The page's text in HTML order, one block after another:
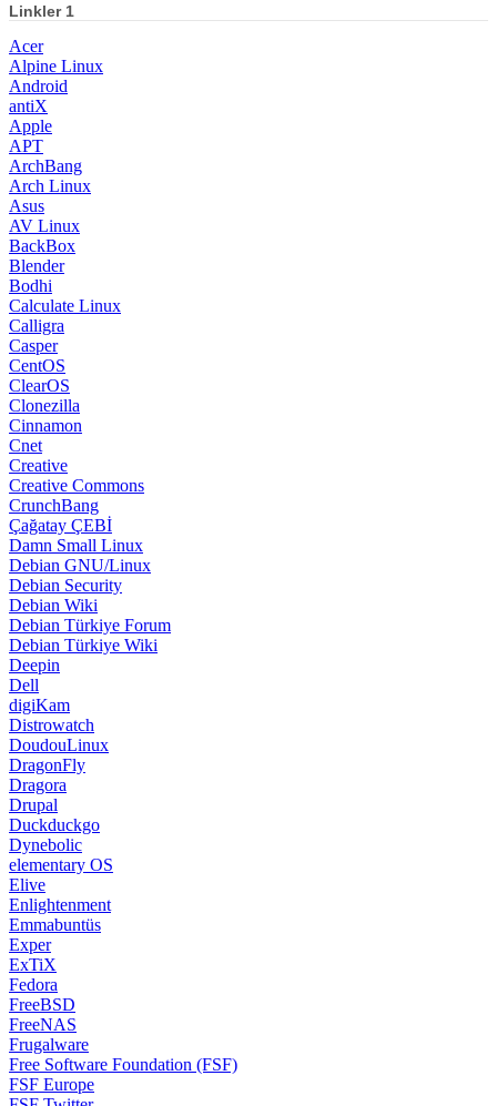
Linkler 1
Acer
Alpine Linux
Android
antiX
Apple
APT
ArchBang
Arch Linux
Asus
AV Linux
BackBox
Blender
Bodhi
Calculate Linux
Calligra
Casper
CentOS
ClearOS
Clonezilla
Cinnamon
Cnet
Creative
Creative Commons
CrunchBang
Çağatay ÇEBİ
Damn Small Linux
Debian GNU/Linux
Debian Security
Debian Wiki
Debian Türkiye Forum
Debian Türkiye Wiki
Deepin
Dell
digiKam
Distrowatch
DoudouLinux
DragonFly
Dragora
Drupal
Duckduckgo
Dynebolic
elementary OS
Elive
Enlightenment
Emmabuntüs
Exper
ExTiX
Fedora
FreeBSD
FreeNAS
Frugalware
Free Software Foundation (FSF)
FSF Europe